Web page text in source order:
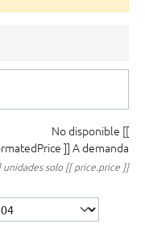
No disponible [[
]] A demanda
solo [[ price.price ]]